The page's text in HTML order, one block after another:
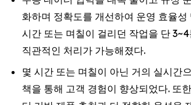
화하며 정확도를 개선하여 운영 효율성
시간 또는 며칠이 걸리던 작업을 단
직관적인 처리가 가능해졌다.
몇 시간 또는 며칠이 아닌 거의 실시간
책을 통해 고객 경험이 향상되었다. 또